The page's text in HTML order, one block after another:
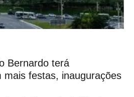
Bernardo terá
mais festas, inaugurações